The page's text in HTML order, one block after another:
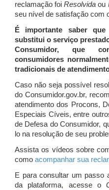
reclamação foiResolvida ou
seu nível de satisfação com
É importante saber
substitui o serviço
Consumidor, que
consumidores
tradicionais de
Caso não seja possível
do Consumidor.gov.br,
atendimento dos Procons,
Especiais Cíveis, entre
de Defesa do Consumidor,
lo na resolução de seu
Assista os vídeos sobre
como acompanhar sua
E para consultar um passo
da plataforma, acesse o